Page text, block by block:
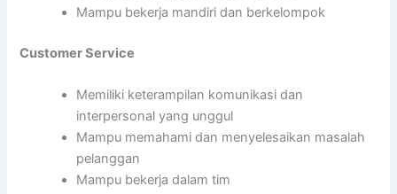
Mampu bekerja mandiri dan berkelompok
Customer Service
Memiliki keterampilan komunikasi dan
interpersonal yang unggul
Mampu memahami dan menyelesaikan masalah
pelanggan
Mampu bekerja dalam tim